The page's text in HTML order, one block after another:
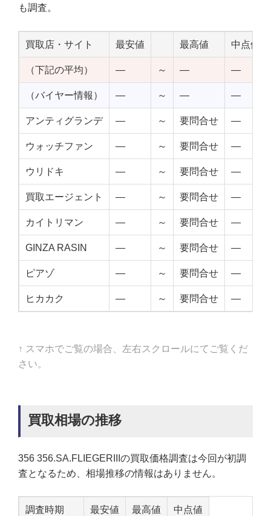
も調査。
買取店・サイト 最安値 最高値 中点値
（下記の平均） — ～ — —
（バイヤー情報） — ～ — —
アンティグランデ — ～ 要問合せ —
ウォッチファン — ～ 要問合せ —
ウリドキ — ～ 要問合せ —
買取エージェント — ～ 要問合せ —
カイトリマン — ～ 要問合せ —
GINZA RASIN — ～ 要問合せ —
ピアゾ — ～ 要問合せ —
ヒカカク — ～ 要問合せ —
↑ スマホでご覧の場合、左右スクロールにてご覧くだ
さい。
買取相場の推移
356 356.SA.FLIEGERIIIの買取価格調査は今回が初調
査となるため、相場推移の情報はありません。
調査時期 最安値 最高値 中点値